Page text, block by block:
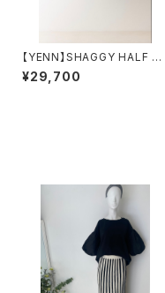
【YENN】SHAGGY HALF ZI
P JK
¥29,700